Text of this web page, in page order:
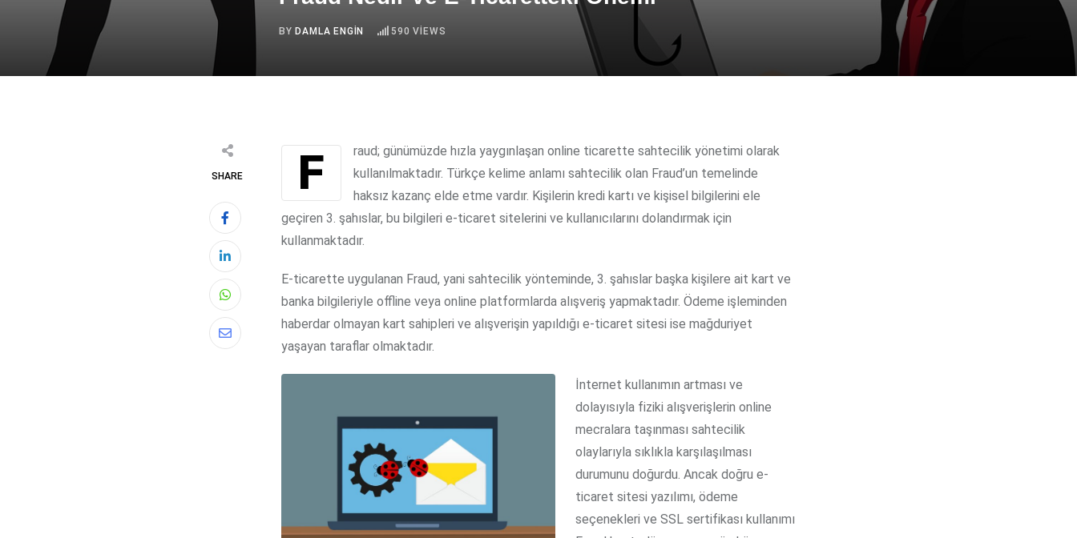
BY DAMLA ENGIN 590 VIEWS
SHARE
Whatsapp
Share
Fraud; günümüzde hızla yaygınlaşan online ticarette sahtecilik yönetimi olarak
kullanılmaktadır. Türkçe kelime anlamı sahtecilik olan Fraud’un temelinde
haksız kazanç elde etme vardır. Kişilerin kredi kartı ve kişisel bilgilerini ele
geçiren 3. şahıslar, bu bilgileri e-ticaret sitelerini ve kullanıcılarını dolandırmak için
kullanmaktadır.
E-ticarette uygulanan Fraud, yani sahtecilik yönteminde, 3. şahıslar başka kişilere ait kart ve
banka bilgileriyle offline veya online platformlarda alışveriş yapmaktadır. Ödeme işleminden
haberdar olmayan kart sahipleri ve alışverişin yapıldığı e-ticaret sitesi ise mağduriyet
yaşayan taraflar olmaktadır.
İnternet kullanımın artması ve
dolayısıyla fiziki alışverişlerin online
mecralara taşınması sahtecilik
olaylarıyla sıklıkla karşılaşılması
durumunu doğurdu. Ancak doğru e-
ticaret sitesi yazılımı, ödeme
seçenekleri ve SSL sertifikası kullanımı